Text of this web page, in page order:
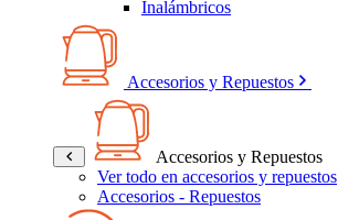
Inalámbricos
Accesorios y Repuestos
Accesorios y Repuestos
Ver todo en accesorios y repuestos
Accesorios - Repuestos